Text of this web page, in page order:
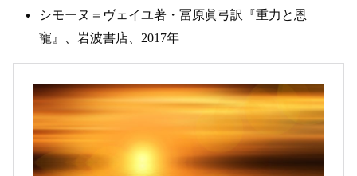
シモーヌ＝ヴェイユ著・冨原眞弓訳『重力と恩
寵』、岩波書店、2017年